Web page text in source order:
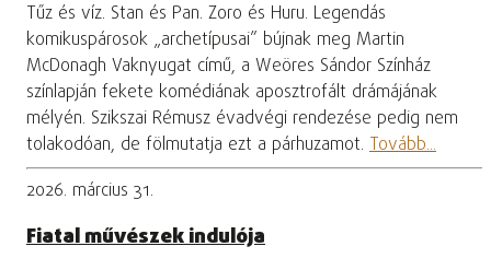
Tűz és víz. Stan és Pan. Zoro és Huru. Legendás
komikuspárosok „archetípusai” bújnak meg Martin
McDonagh Vaknyugat című, a Weöres Sándor Színház
színlapján fekete komédiának aposztrofált drámájának
mélyén. Szikszai Rémusz évadvégi rendezése pedig nem
tolakodóan, de fölmutatja ezt a párhuzamot. Tovább...
2026. március 31.
Fiatal művészek indulója